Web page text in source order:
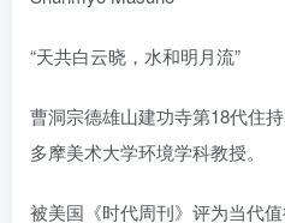
“天共白云晓，水和明月流”
曹洞宗德雄山建功寺第18代住
多摩美术大学环境学科教授。
被美国《时代周刊》评为当代